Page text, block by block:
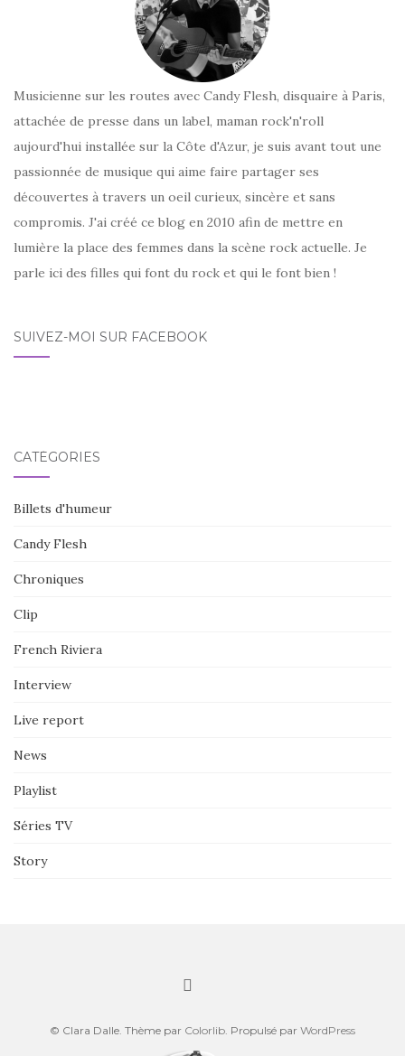
Musicienne sur les routes avec Candy Flesh, disquaire à Paris,
attachée de presse dans un label, maman rock'n'roll
aujourd'hui installée sur la Côte d'Azur, je suis avant tout une
passionnée de musique qui aime faire partager ses
découvertes à travers un oeil curieux, sincère et sans
compromis. J'ai créé ce blog en 2010 afin de mettre en
lumière la place des femmes dans la scène rock actuelle. Je
parle ici des filles qui font du rock et qui le font bien !
SUIVEZ-MOI SUR FACEBOOK
CATÉGORIES
Billets d'humeur
Candy Flesh
Chroniques
Clip
French Riviera
Interview
Live report
News
Playlist
Séries TV
Story
© Clara Dalle. Thème par Colorlib . Propulsé par WordPress